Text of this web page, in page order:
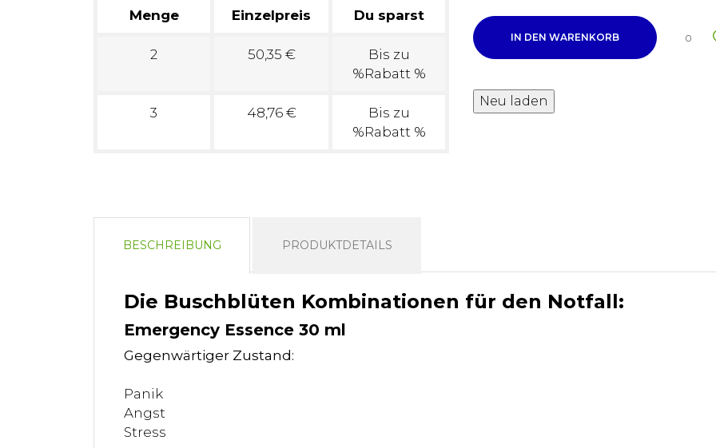
Menge Einzelpreis Du sparst
2 50,35 €
Bis zu
%Rabatt %
3 48,76 €
Bis zu
%Rabatt %
IN DEN WARENKORB 0
BESCHREIBUNG PRODUKTDETAILS
Die Buschblüten Kombinationen für den Notfall:
Emergency Essence 30 ml
Gegenwärtiger Zustand:
Panik
Angst
Stress